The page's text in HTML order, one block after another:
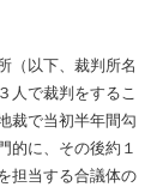
（以下、裁判所名
人で裁判をするこ
裁で当初半年間勾
的に、その後約１
担当する合議体の